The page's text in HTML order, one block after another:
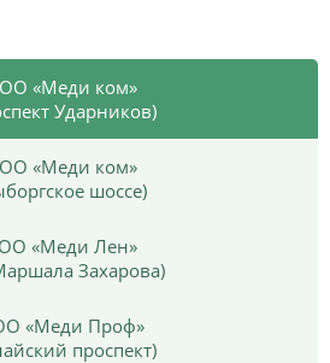
«Меди ком»
Ударников)
«Меди ком»
шоссе)
«Меди Лен»
Захарова)
«Меди Проф»
проспект)